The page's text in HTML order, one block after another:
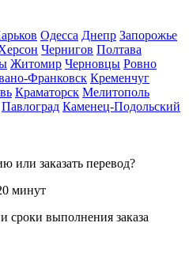
Одесса Днепр Запорожье
Чернигов Полтава
Житомир Черновцы Ровно
Франковск Кременчуг
Краматорск Мелитополь
Павлоград Каменец-Подольский
или заказать перевод?
минут
сроки выполнения заказа